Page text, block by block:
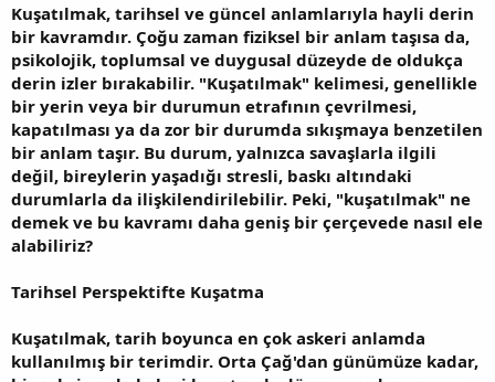
t
a
n
r
i
h
i
Kuşatılmak, tarihsel ve güncel anlamlarıyla hayli derin
bir kavramdır. Çoğu zaman fiziksel bir anlam taşısa da,
psikolojik, toplumsal ve duygusal düzeyde de oldukça
derin izler bırakabilir. "Kuşatılmak" kelimesi, genellikle
bir yerin veya bir durumun etrafının çevrilmesi,
kapatılması ya da zor bir durumda sıkışmaya benzetilen
bir anlam taşır. Bu durum, yalnızca savaşlarla ilgili
değil, bireylerin yaşadığı stresli, baskı altındaki
durumlarla da ilişkilendirilebilir. Peki, "kuşatılmak" ne
demek ve bu kavramı daha geniş bir çerçevede nasıl ele
alabiliriz?
Tarihsel Perspektifte Kuşatma
Kuşatılmak, tarih boyunca en çok askeri anlamda
kullanılmış bir terimdir. Orta Çağ'dan günümüze kadar,